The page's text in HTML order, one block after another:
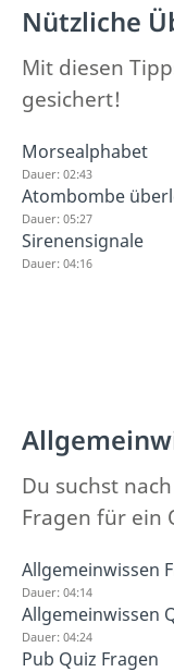
Nützliche
Mit diesen
gesichert!
Morsealphabet
Dauer: 02:43
Atombombe
Dauer: 05:27
Sirenensignale
Dauer: 04:16
Du suchst
Fragen für ein
Allgemeinwissen
Dauer: 04:14
Allgemeinwissen
Dauer: 04:24
Pub Quiz Fragen